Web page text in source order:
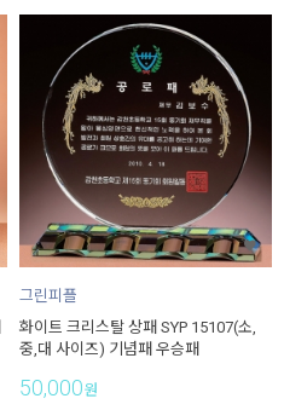
그린피플
화이트 크리스탈 상패 SYP 15107(소,
중,대 사이즈) 기념패 우승패
50,000원